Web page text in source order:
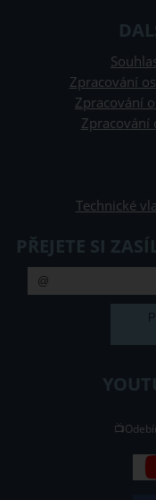
Zpracování
Zpracování
Zpracování
Technické
PŘEJETE SI